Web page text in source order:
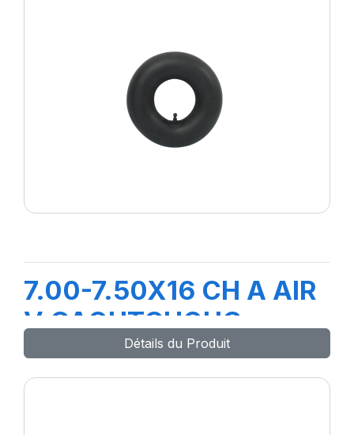
7.00-7.50X16 CH A AIR
V CAOUTCHOUC
Détails du Produit